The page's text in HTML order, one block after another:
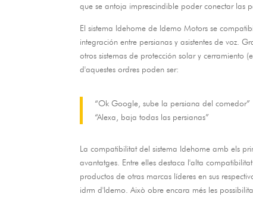
que se antoja imprescindible poder conectar las
El sistema Idehome de Idemo Motors se
integración entre persianas y asistentes de voz .
otros sistemas de protección solar y cerramiento
d'aquestes ordres poden ser:
“Ok Google ,sube la persiana del comedor”
“Alexa
baja todas las persianas”
La compatibilitat del sistema Idehome amb els
avantatges. Entre elles destaca l'alta
productos de otras marcas líderes en sus
idrm d'Idemo. Això obre encara més les